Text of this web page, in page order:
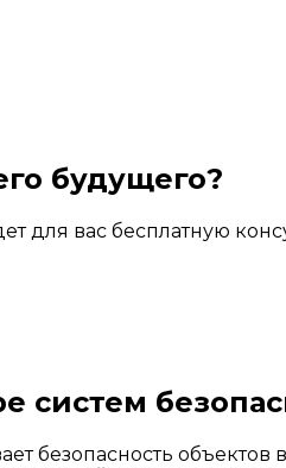
будущего?
для вас бесплатную
систем
безопасность